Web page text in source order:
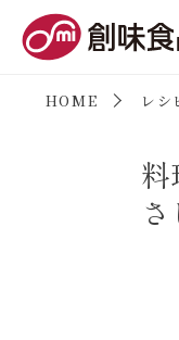
HOME レシ
料